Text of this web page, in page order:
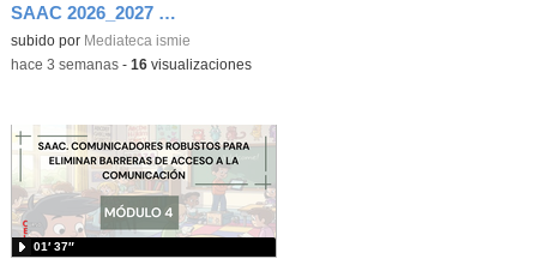
SAAC 2026_2027 Módulo 5
subido por Mediateca ismie
-hace 3 semanas- 16visualizaciones
01′ 37″